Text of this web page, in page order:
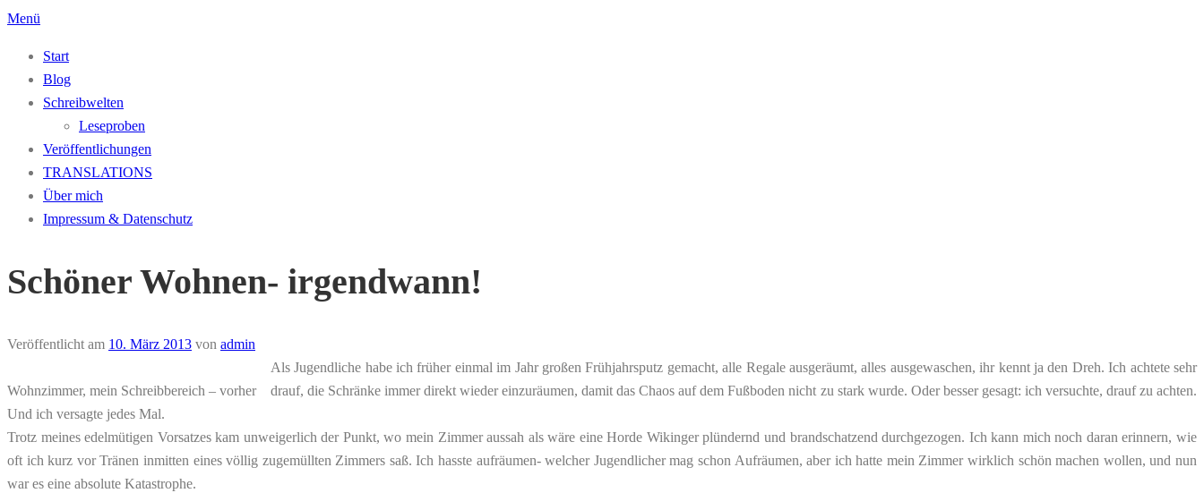
Zum
springen
Menü
Start
Blog
Schreibwelten
Leseproben
Veröffentlichungen
TRANSLATIONS
Über mich
Impressum & Datenschutz
Schöner Wohnen- irgendwann!
Veröffentlicht am 10. März 2013 von admin
Wohnzimmer, mein Schreibbereich – vorher
Als Jugendliche habe ich früher einmal im Jahr großen Frühjahrsputz gemacht, alle Regale ausgeräumt, alles ausgewaschen, ihr kennt ja den Dreh. Ich achtete sehr
drauf, die Schränke immer direkt wieder einzuräumen, damit das Chaos auf dem Fußboden nicht zu stark wurde. Oder besser gesagt: ich versuchte, drauf zu achten.
Und ich versagte jedes Mal.
Trotz meines edelmütigen Vorsatzes kam unweigerlich der Punkt, wo mein Zimmer aussah als wäre eine Horde Wikinger plündernd und brandschatzend durchgezogen. Ich kann mich noch daran erinnern, wie
oft ich kurz vor Tränen inmitten eines völlig zugemüllten Zimmers saß. Ich hasste aufräumen- welcher Jugendlicher mag schon Aufräumen, aber ich hatte mein Zimmer wirklich schön machen wollen, und nun
war es eine absolute Katastrophe.